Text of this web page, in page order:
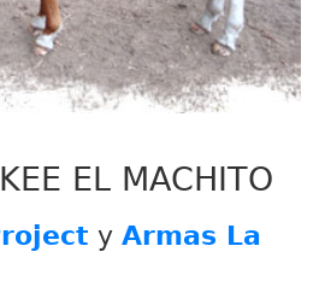
EL MACHITO
y Armas La